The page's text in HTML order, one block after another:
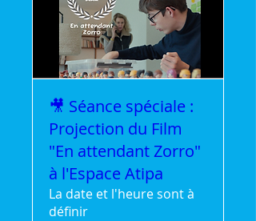
🎥 Séance spéciale :
Projection du Film
"En attendant Zorro"
à l'Espace Atipa
La date et l'heure sont à
définir